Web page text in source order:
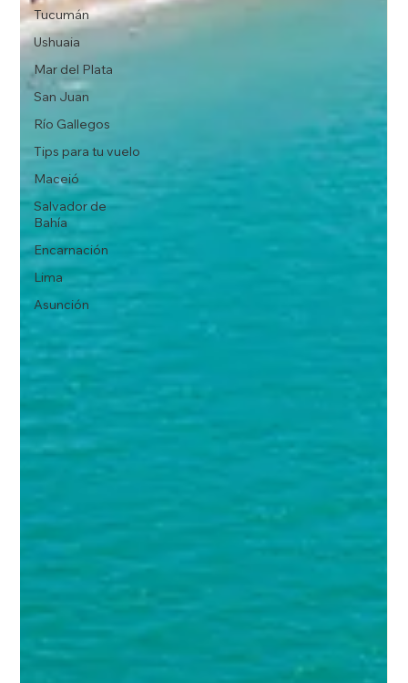
Tucumán
Ushuaia
Mar del Plata
San Juan
Río Gallegos
Tips para tu vuelo
Maceió
Salvador de
Bahía
Encarnación
Lima
Asunción